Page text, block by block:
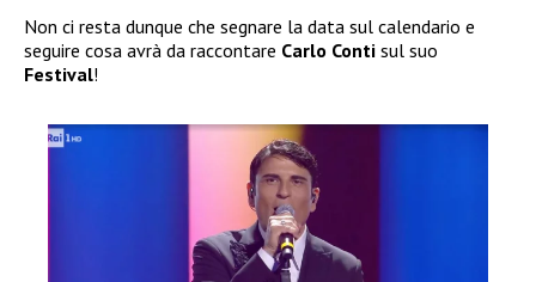
Non ci resta dunque che segnare la data sul calendario e
seguire cosa avrà da raccontare Carlo Conti sul suo
Festival!